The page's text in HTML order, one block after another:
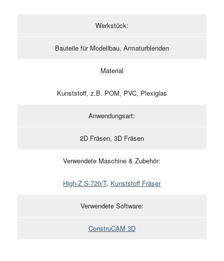
Werkstück:
Bauteile für Modellbau, Armaturblenden
Material
Kunststoff, z.B. POM, PVC, Plexiglas
Anwendungsart:
2D Fräsen, 3D Fräsen
Verwendete Maschine & Zubehör:
High-Z S-720/T, Kunststoff Fräser
Verwendete Software:
ConstruCAM 3D